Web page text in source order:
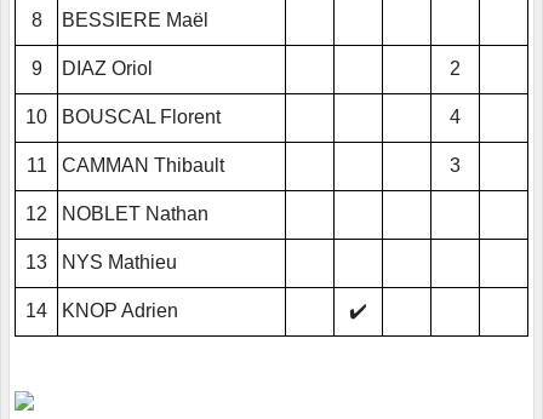
8 BESSIERE Maël
9 DIAZ Oriol 2
10 BOUSCAL Florent 4
11 CAMMAN Thibault 3
12 NOBLET Nathan
13 NYS Mathieu
14 KNOP Adrien ✔️